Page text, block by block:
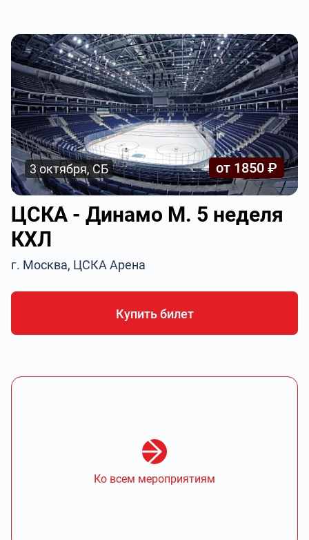
3 октября, СБ от 1850 ₽
ЦСКА - Динамо М. 5 неделя
КХЛ
г. Москва, ЦСКА Арена
Купить билет
Ко всем мероприятиям